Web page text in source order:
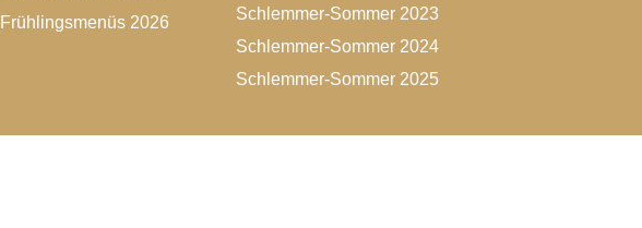
2026
Schlemmer-Sommer 2023
Schlemmer-Sommer 2024
Schlemmer-Sommer 2025